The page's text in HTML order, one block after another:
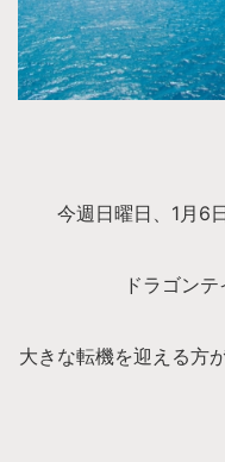
今週日曜日、1月6
ドラゴンテ
大きな転機を迎える方